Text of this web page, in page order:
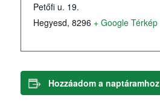
Petőfi u. 19.
Hegyesd, 8296 + Google Térkép
Hozzáadom a naptáramhoz